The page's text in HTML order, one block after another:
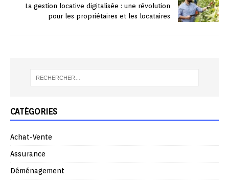
La gestion locative digitalisée : une révolution
pour les propriétaires et les locataires
CATÉGORIES
Achat-Vente
Assurance
Déménagement